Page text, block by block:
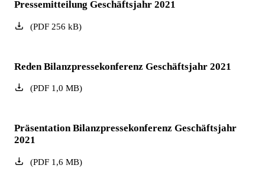
Pressemitteilung Geschäftsjahr 2021
(PDF256 kB)
Reden Bilanzpressekonferenz Geschäftsjahr 2021
(PDF1,0 MB)
Präsentation Bilanzpressekonferenz Geschäftsjahr
2021
(PDF1,6 MB)